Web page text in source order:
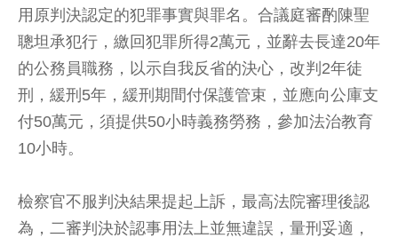
用原判決認定的犯罪事實與罪名。合議庭審酌陳聖
聰坦承犯行，繳回犯罪所得2萬元，並辭去長達20年
的公務員職務，以示自我反省的決心，改判2年徒
刑，緩刑5年，緩刑期間付保護管束，並應向公庫支
付50萬元，須提供50小時義務勞務，參加法治教育
10小時。
檢察官不服判決結果提起上訴，最高法院審理後認
為，二審判決於認事用法上並無違誤，量刑妥適，